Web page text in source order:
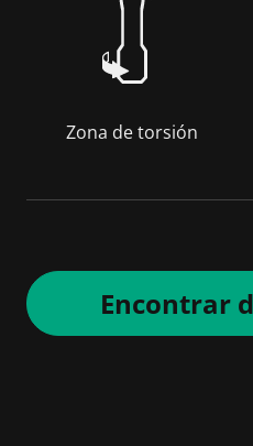
Zona de torsión
Encontrar